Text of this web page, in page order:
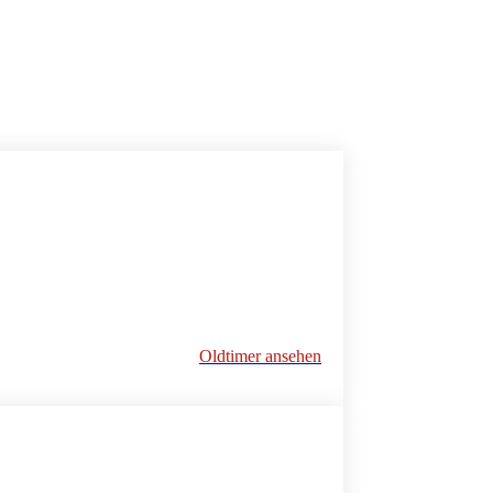
Oldtimer ansehen